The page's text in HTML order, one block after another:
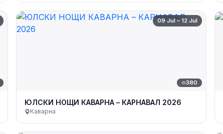
09 Jul – 12 Jul
380
ЮЛСКИ НОЩИ КАВАРНА – КАРНАВАЛ 2026
Каварна